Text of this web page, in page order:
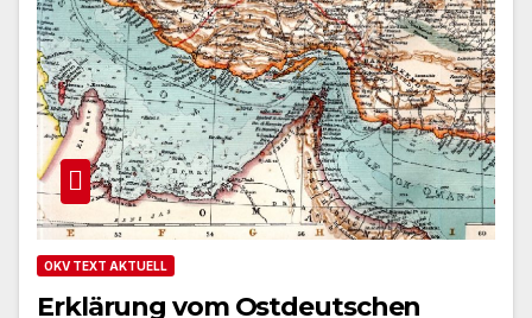
OKV TEXT AKTUELL
Erklärung vom Ostdeutschen